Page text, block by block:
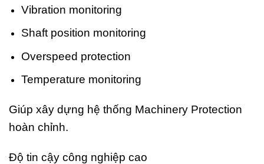
Vibration monitoring
Shaft position monitoring
Overspeed protection
Temperature monitoring
Giúp xây dựng hệ thống Machinery Protection
hoàn chỉnh.
Độ tin cậy công nghiệp cao